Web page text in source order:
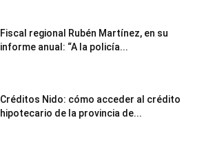
Fiscal regional Rubén Martínez, en su
informe anual: “A la policía...
Créditos Nido: cómo acceder al crédito
hipotecario de la provincia de...